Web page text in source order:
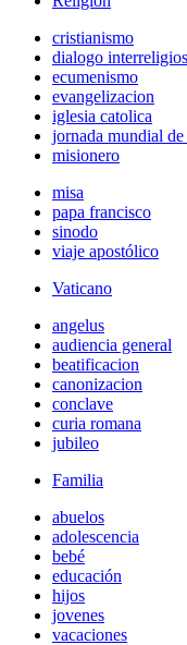
cristianismo
dialogo
ecumenismo
evangelizacion
iglesia catolica
jornada mundial
misionero
misa
papa francisco
sinodo
viaje apostólico
Vaticano
angelus
audiencia general
beatificacion
canonizacion
conclave
curia romana
jubileo
Familia
abuelos
adolescencia
bebé
educación
hijos
jovenes
vacaciones